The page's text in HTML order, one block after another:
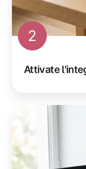
2
Attivate